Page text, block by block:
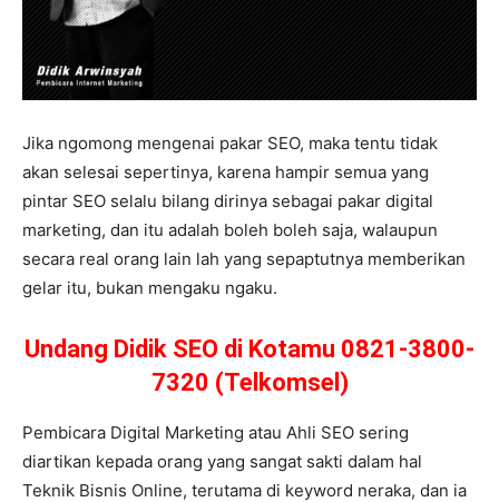
Jika ngomong mengenai pakar SEO, maka tentu tidak
akan selesai sepertinya, karena hampir semua yang
pintar SEO selalu bilang dirinya sebagai pakar digital
marketing, dan itu adalah boleh boleh saja, walaupun
secara real orang lain lah yang sepaptutnya memberikan
gelar itu, bukan mengaku ngaku.
Undang Didik SEO di Kotamu 0821-3800-
7320 (Telkomsel)
Pembicara Digital Marketing atau Ahli SEO sering
diartikan kepada orang yang sangat sakti dalam hal
Teknik Bisnis Online, terutama di keyword neraka, dan ia